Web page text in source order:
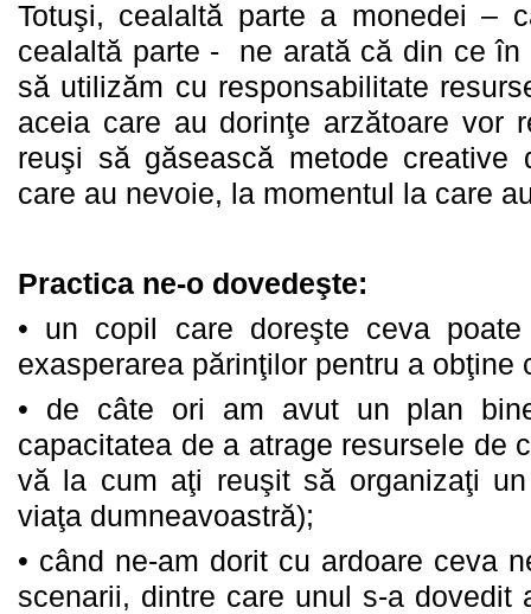
Totuşi, cealaltă parte a monedei –
cealaltă parte - ne arată că din ce în
să utilizăm cu responsabilitate
aceia care au dorinţe arzătoare vor
reuşi să găsească metode creative
care au nevoie, la momentul la care
Practica ne-o dovedeşte:
• un copil care doreşte ceva
exasperarea părinţilor pentru a obţine
•
de câte ori am avut un plan
capacitatea de a atrage resursele de
vă la cum aţi reuşit să organizaţi
viaţa dumneavoastră);
• când ne-am dorit cu ardoare ceva
scenarii, dintre care unul s-a dovedit